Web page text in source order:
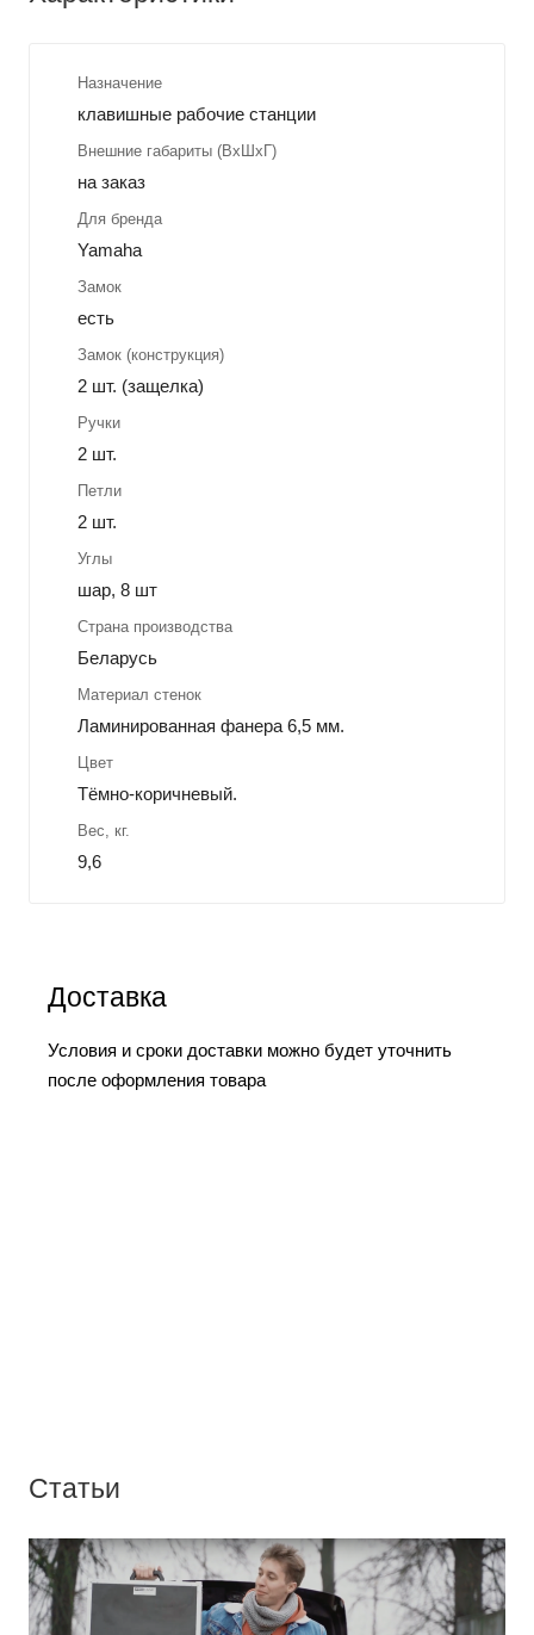
Назначение
клавишные рабочие станции
Внешние габариты (ВхШхГ)
на заказ
Для бренда
Yamaha
Замок
есть
Замок (конструкция)
2 шт. (защелка)
Ручки
2 шт.
Петли
2 шт.
Углы
шар, 8 шт
Страна производства
Беларусь
Материал стенок
Ламинированная фанера 6,5 мм.
Цвет
Тёмно-коричневый.
Вес, кг.
9,6
Доставка
Условия и сроки доставки можно будет уточнить
после оформления товара
Статьи